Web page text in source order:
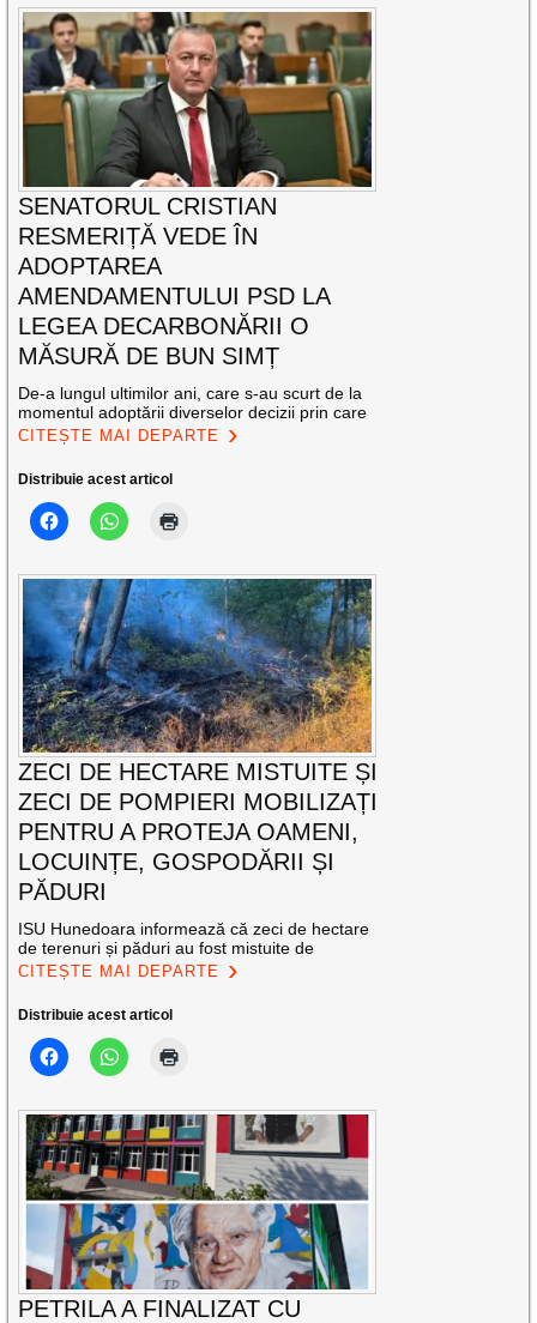
SENATORUL CRISTIAN
RESMERIȚĂ VEDE ÎN
ADOPTAREA
AMENDAMENTULUI PSD LA
LEGEA DECARBONĂRII O
MĂSURĂ DE BUN SIMȚ
De-a lungul ultimilor ani, care s-au scurt de la
momentul adoptării diverselor decizii prin care
CITEȘTE MAI DEPARTE
Distribuie acest articol
ZECI DE HECTARE MISTUITE ȘI
ZECI DE POMPIERI MOBILIZAȚI
PENTRU A PROTEJA OAMENI,
LOCUINȚE, GOSPODĂRII ȘI
PĂDURI
ISU Hunedoara informează că zeci de hectare
de terenuri și păduri au fost mistuite de
CITEȘTE MAI DEPARTE
Distribuie acest articol
PETRILA A FINALIZAT CU